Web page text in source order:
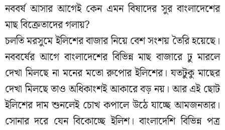
নববর্ষ আসার আগেই কেন এমন বিষাদের সুর বাংলাদেশের
মাছ বিক্রেতাদের গলায়?
চলতি মরসুমে ইলিশের বাজার নিয়ে বেশ সংশয় তৈরি হয়েছে।
নববর্ষের আগে বাংলাদেশের বিভিন্ন মাছ বাজারে ঢু মারলে
দেখা মিলছে না মনের মতো রুপোর ইলিশের। যতটুকু মাছের
দেখা মিলছে তাও অধিকাংশই আকারে বড় নয়। আর এই ছোট
ইলিশের দাম শুনলেই চোখ কপালে উঠে যাচ্ছে আমজনতার।
সোনার দরে যেন বিকোচ্ছে ইলিশ। বাংলাদেশি বিভিন্ন পত্র